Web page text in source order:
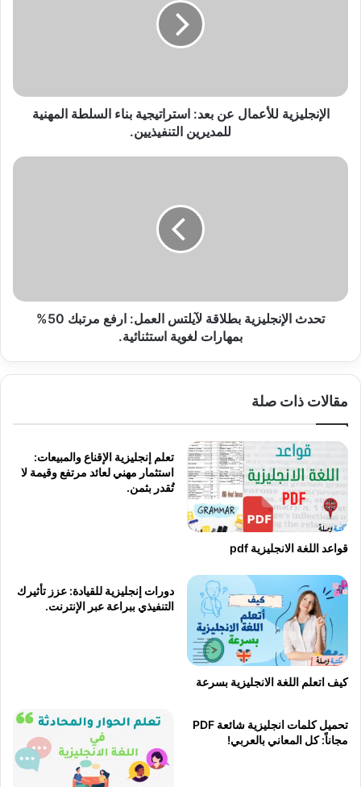
للمديرين
التنفيذيين.
الإنجليزية للأعمال عن بعد: استراتيجية بناء السلطة المهنية
للمديرين التنفيذيين.
تحدث
بمهارات
تحدث الإنجليزية بطلاقة لآيلتس العمل: ارفع مرتبك 50%
بمهارات لغوية استثنائية.
مقالات ذات صلة
قواعد اللغة الانجليزية pdf
تعلم إنجليزية الإقناع والمبيعات:
استثمار مهني لعائد مرتفع وقيمة لا
تُقدر بثمن.
كيف اتعلم اللغة الانجليزية بسرعة
دورات إنجليزية للقيادة: عزز تأثيرك
التنفيذي ببراعة عبر الإنترنت.
تحميل كلمات انجليزية شائعة PDF
مجاناً: كل المعاني بالعربي!